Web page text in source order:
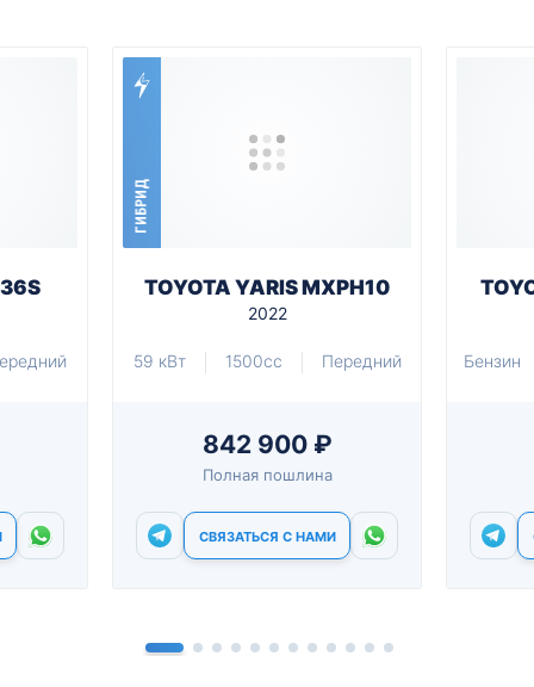
ГИБРИД
TOYOTA YARIS MXPH10
2022
59 кВт 1500cc Передний
842 900 ₽
Полная пошлина
СВЯЗАТЬСЯ С НАМИ
Бензин